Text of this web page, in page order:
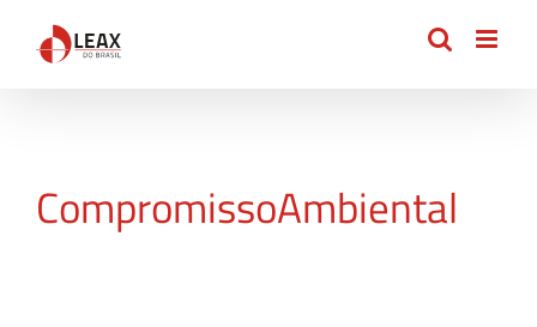
CompromissoAmbiental